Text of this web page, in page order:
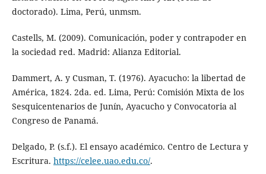
doctorado). Lima, Perú, unmsm.
Castells, M. (2009). Comunicación, poder y contrapoder en
la sociedad red. Madrid: Alianza Editorial.
Dammert, A. y Cusman, T. (1976). Ayacucho: la libertad de
América, 1824. 2da. ed. Lima, Perú: Comisión Mixta de los
Sesquicentenarios de Junín, Ayacucho y Convocatoria al
Congreso de Panamá.
Delgado, P. (s.f.). El ensayo académico. Centro de Lectura y
Escritura. https://celee.uao.edu.co/.